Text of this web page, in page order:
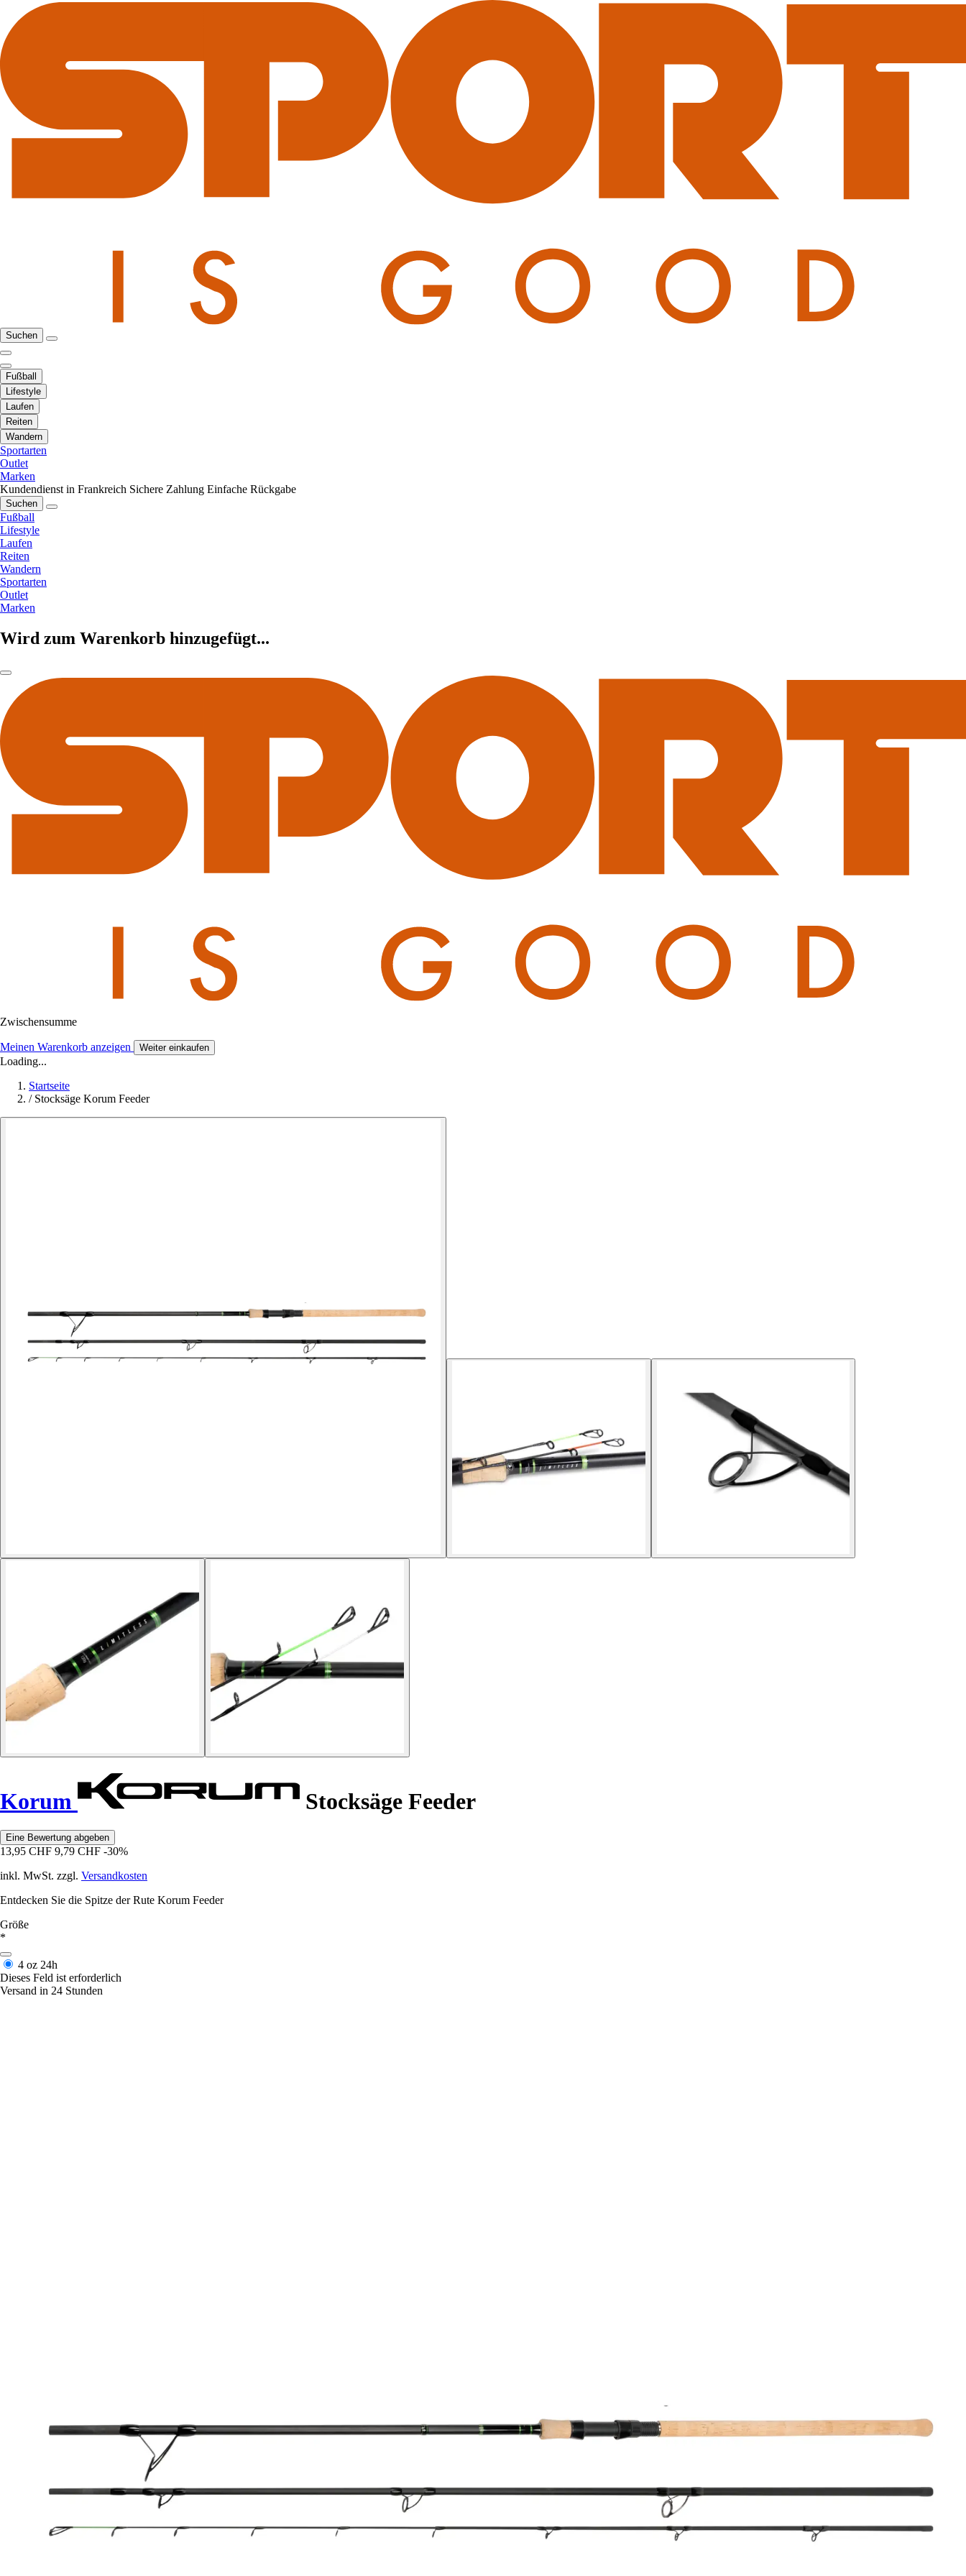
Suchen
Fußball
Lifestyle
Laufen
Reiten
Wandern
Sportarten
Outlet
Marken
Kundendienst in Frankreich Sichere Zahlung Einfache Rückgabe
Suchen
Fußball
Lifestyle
Laufen
Reiten
Wandern
Sportarten
Outlet
Marken
Wird zum Warenkorb hinzugefügt...
Zwischensumme
Meinen Warenkorb anzeigen Weiter einkaufen
Loading...
Startseite
/ Stocksäge Korum Feeder
Korum Stocksäge Feeder
Eine Bewertung abgeben
13,95 CHF 9,79 CHF -30%
inkl. MwSt. zzgl. Versandkosten
Entdecken Sie die Spitze der Rute Korum Feeder
Größe
*
4 oz 24h
Dieses Feld ist erforderlich
Versand in 24 Stunden